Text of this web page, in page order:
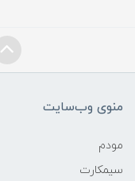
منوی وب‌سایت
مودم
سیمکارت